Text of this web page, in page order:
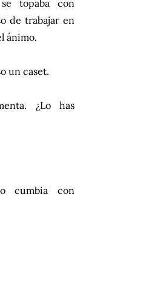
topaba con
de trabajar en
ánimo.
un caset.
¿Lo has
cumbia con